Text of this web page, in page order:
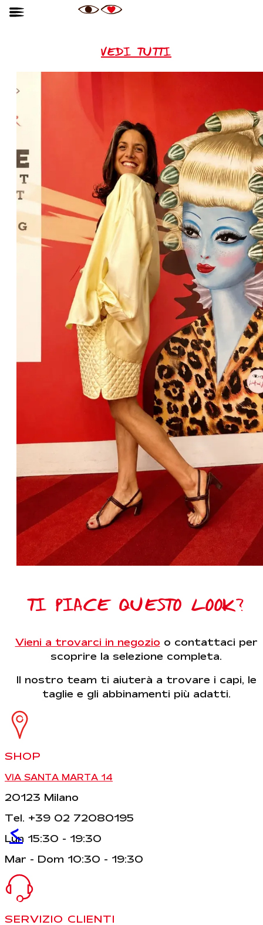
VEDI TUTTI
<
TI PIACE QUESTO LOOK?
Vieni a trovarci in negozio o contattaci per
scoprire la selezione completa.
Il nostro team ti aiuterà a trovare i capi, le
taglie e gli abbinamenti più adatti.
SHOP
VIA SANTA MARTA 14
20123 Milano
Tel. +39 02 72080195
Lun 15:30 - 19:30
Mar - Dom 10:30 - 19:30
SERVIZIO CLIENTI